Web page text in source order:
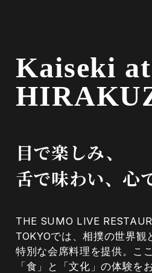
Kaiseki at
目で楽しみ、
舌で味わい、心
THE SUMO LIVE
TOKYOでは、相撲の世界観
特別な会席料理を提供。こ
「食」と「文化」の体験を